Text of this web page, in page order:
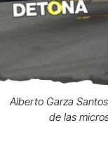
Alberto Garza
de las